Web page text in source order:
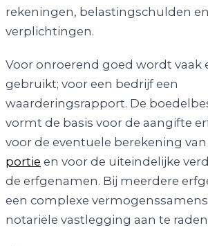
rekeningen, belastingschulden
verplichtingen.
Voor onroerend goed wordt vaak
gebruikt; voor een bedrijf een
waarderingsrapport. De
vormt de basis voor de aangifte
voor de eventuele berekening van
portie en voor de uiteindelijke
de erfgenamen. Bij meerdere
een complexe
notariële vastlegging aan te